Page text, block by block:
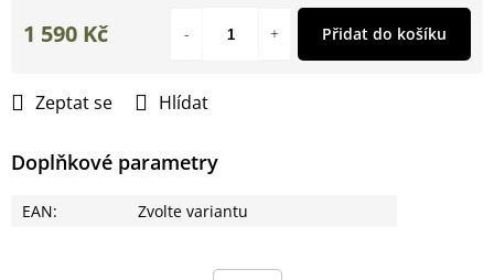
Zeptat se Hlídat
Doplňkové parametry
EAN: Zvolte variantu
1 590 Kč Přidat do košíku